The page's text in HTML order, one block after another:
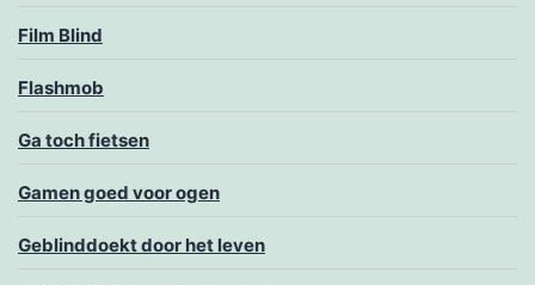
Film Blind
Flashmob
Ga toch fietsen
Gamen goed voor ogen
Geblinddoekt door het leven